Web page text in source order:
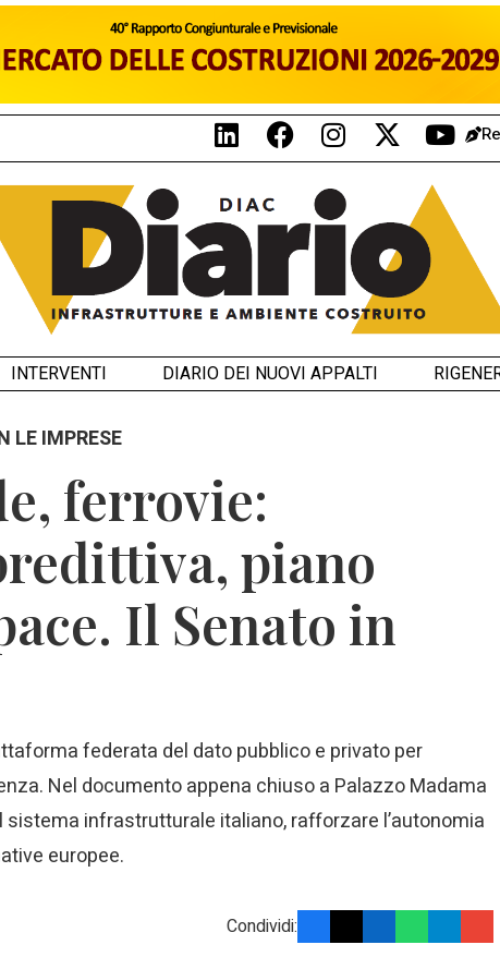
INTERVENTI DIARIO DEI NUOVI APPALTI
LE IMPRESE
ferrovie:
piano
Il Senato in
federata del dato pubblico e privato per
Nel documento appena chiuso a Palazzo Madama
infrastrutturale italiano, rafforzare l’autonomia
europee.
Condividi: